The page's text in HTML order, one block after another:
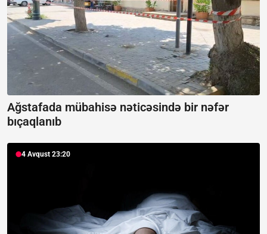
Ağstafada mübahisə nəticəsində bir nəfər
bıçaqlanıb
4 Avqust 23:20